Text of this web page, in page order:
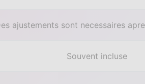
ajustements sont necessaires
Souvent incluse